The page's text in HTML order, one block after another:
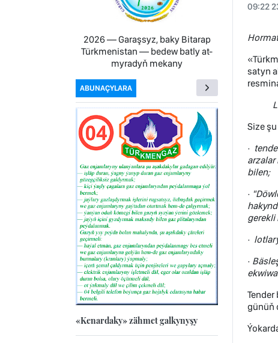
09:22
satyn
Size
·
bilen;
·
gerekli
·
·
günüň
2026 — Garaşsyz, baky Bitarap
Türkmenistan — bedew batly at-
myradyň mekany
ABUNAÇYLARA
«Kenardaky» zähmet galkynyşy